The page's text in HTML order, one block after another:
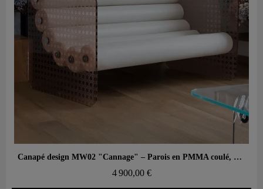
Aperçu rapide Canapé design MW02 "Cannage" – Parois en PMMA coulé, assise en mousse
4 900,00 €